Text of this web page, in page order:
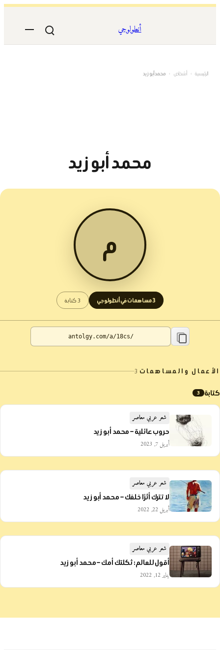
المحتوى
أنطولوجي
الرئيسية › أشخاص › محمد أبو زيد
محمد أبو زيد
م
3 مساهمات في أنطولوجي 3 كتابة
الأعمال والمساهمات 3
كتابة 3
شعر عربي معاصر
حروب عائلية – محمد أبو زيد
أبريل 7, 2023
شعر عربي معاصر
لا تترك أثرًا خلفك – محمد أبو زيد
أبريل 22, 2022
شعر عربي معاصر
أقول للعالم: ثكلتك أمك – محمد أبو زيد
يناير 12, 2022